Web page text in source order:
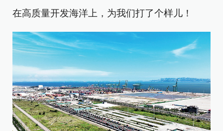
在高质量开发海洋上，为我们打了个样儿！